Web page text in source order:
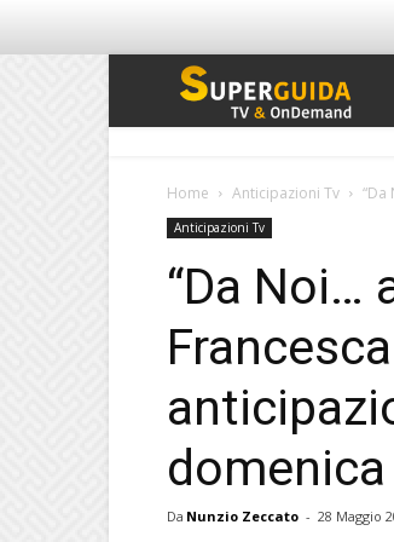
Home Anticipazioni Tv “Da
Anticipazioni Tv
“Da Noi…
Da Nunzio Zeccato - 28 Maggio